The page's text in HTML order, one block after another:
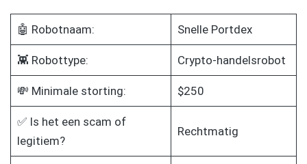
🤖 Robotnaam: Snelle Portdex
👾 Robottype: Crypto-handelsrobot
💸 Minimale storting: $250
✅ Is het een scam of
legitiem?
Rechtmatig